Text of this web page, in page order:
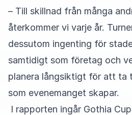
– Till skillnad från många
återkommer vi varje år.
dessutom ingenting för
samtidigt som företag och
planera långsiktigt för att ta
som evenemanget skapar.
I rapporten ingår Gothia